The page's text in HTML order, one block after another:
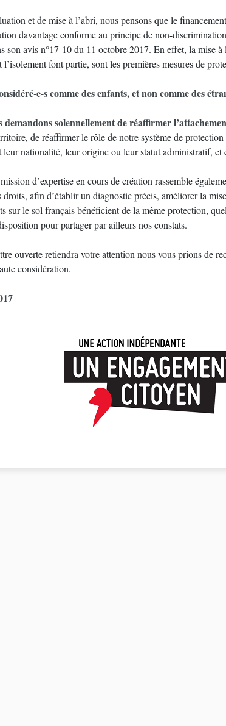
et de mise à l’abri, nous pensons que le
davantage conforme au principe de non-
son avis n°17-10 du 11 octobre 2017. En effet, la mise
font partie, sont les premières mesures de
e-s comme des enfants, et non comme des
demandons solennellement de réaffirmer
de réaffirmer le rôle de notre système de
leur nationalité, leur origine ou leur statut administratif,
d’expertise en cours de création rassemble
droits, afin d’établir un diagnostic précis, améliorer la
sur le sol français bénéficient de la même protection,
pour partager par ailleurs nos constats.
ouverte retiendra votre attention nous vous prions de
considération.